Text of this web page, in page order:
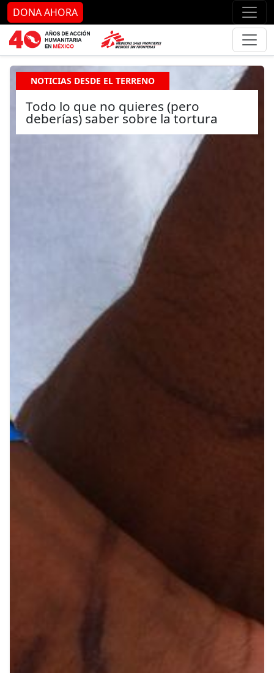
Ir al contenido principal Ir
DONA AHORA
NOTICIAS DESDE EL TERRENO
Todo lo que no quieres (pero
deberías) saber sobre la tortura